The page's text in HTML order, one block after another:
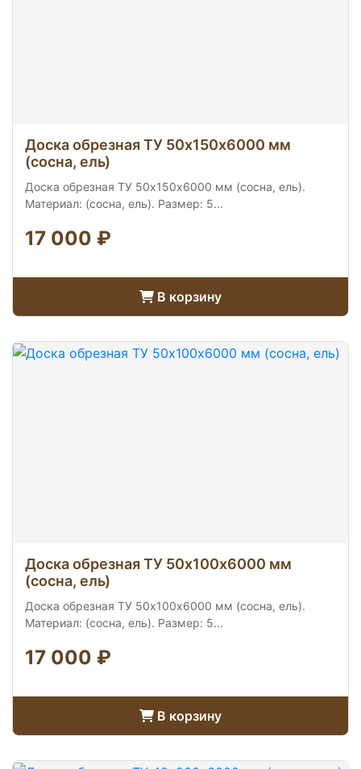
Доска обрезная ТУ 50х150х6000 мм
(сосна, ель)
Доска обрезная ТУ 50х150х6000 мм (сосна, ель).
Материал: (сосна, ель). Размер: 5...
17 000 ₽
В корзину
Доска обрезная ТУ 50х100х6000 мм
(сосна, ель)
Доска обрезная ТУ 50х100х6000 мм (сосна, ель).
Материал: (сосна, ель). Размер: 5...
17 000 ₽
В корзину